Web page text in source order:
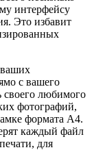
интерфейсу
Это избавит
с вашего
своего любимого
фотографий,
формата А4.
каждый файл
для